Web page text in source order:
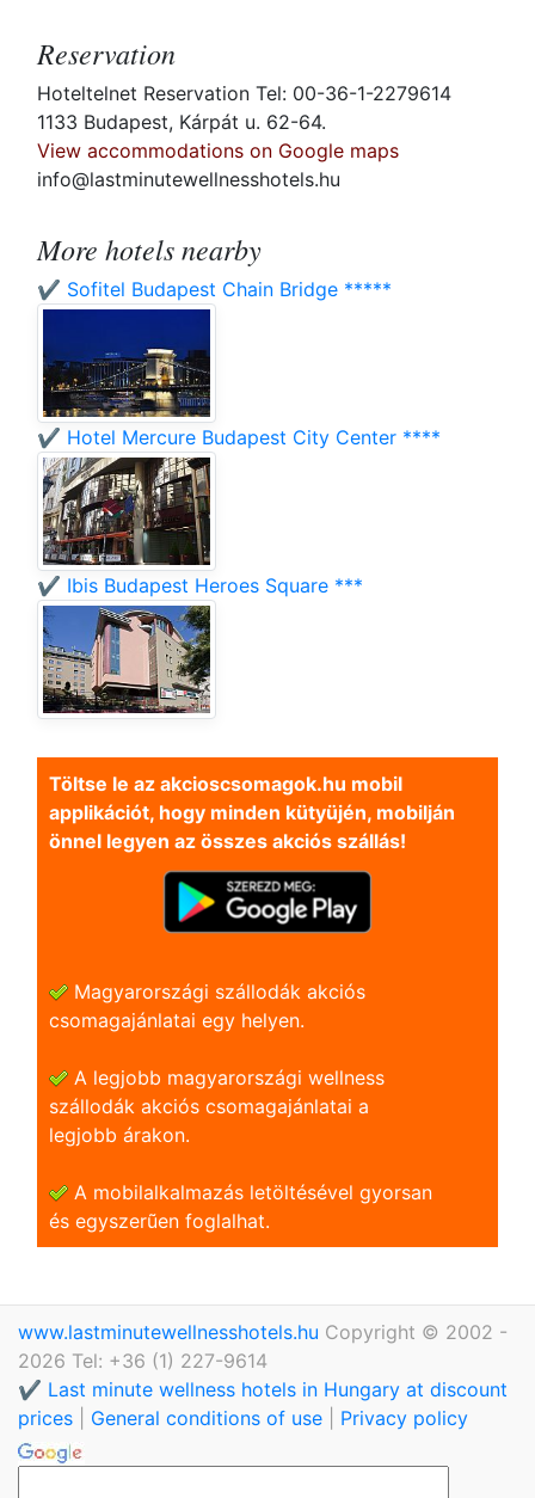
Reservation
Hoteltelnet Reservation Tel: 00-36-1-2279614
1133 Budapest, Kárpát u. 62-64.
View accommodations on Google maps
info@lastminutewellnesshotels.hu
More hotels nearby
✔️ Sofitel Budapest Chain Bridge *****
✔️ Hotel Mercure Budapest City Center ****
✔️ Ibis Budapest Heroes Square ***
Töltse le az akcioscsomagok.hu mobil
applikációt, hogy minden kütyüjén, mobilján
önnel legyen az összes akciós szállás!
Magyarországi szállodák akciós
csomagajánlatai egy helyen.
A legjobb magyarországi wellness
szállodák akciós csomagajánlatai a
legjobb árakon.
A mobilalkalmazás letöltésével gyorsan
és egyszerũen foglalhat.
www.lastminutewellnesshotels.hu Copyright © 2002 -
2026 Tel: +36 (1) 227-9614
✔️ Last minute wellness hotels in Hungary at discount
prices
General conditions of use Privacy policy